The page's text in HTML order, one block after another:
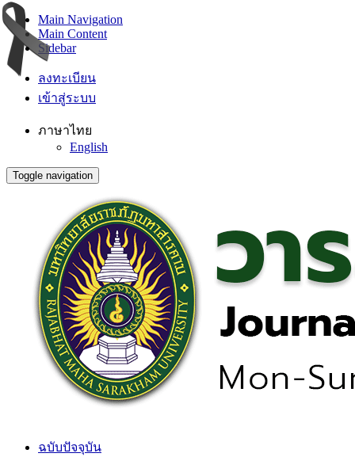
Main Navigation
Main Content
Sidebar
ลงทะเบียน
เข้าสู่ระบบ
ภาษาไทย
English
Toggle navigation
ฉบับปัจจุบัน